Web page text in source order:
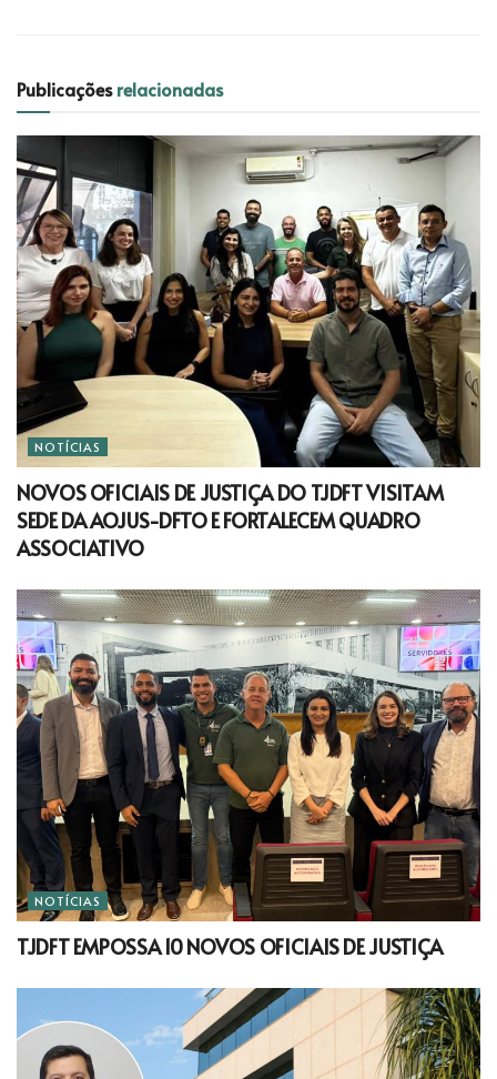
Publicaçõesrelacionadas
NOTÍCIAS
NOVOS OFICIAIS DE JUSTIÇA DO TJDFT VISITAM
SEDE DA AOJUS-DFTO E FORTALECEM QUADRO
ASSOCIATIVO
NOTÍCIAS
TJDFT EMPOSSA 10 NOVOS OFICIAIS DE JUSTIÇA